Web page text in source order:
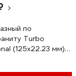
по
Turbo
(125х22.23 мм)
KEOS